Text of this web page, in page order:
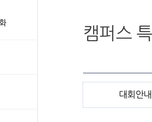
캠퍼스
대회안내